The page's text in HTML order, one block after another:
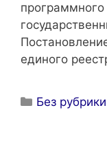
программного
единого
Рубрики
Без рубрики